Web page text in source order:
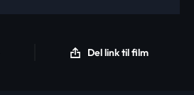
Del link til film